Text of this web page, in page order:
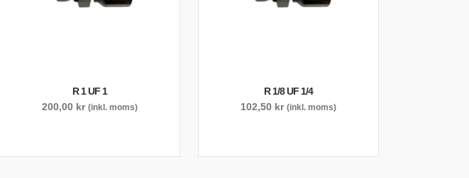
R 1 UF 1
200,00 kr (inkl. moms)
R 1/8 UF 1/4
102,50 kr (inkl. moms)